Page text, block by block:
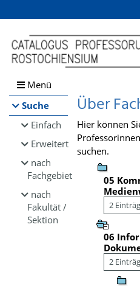
Browsen
direkt zum Inhalt
Menü
Suche
Einfach
Erweitert
nach
Fachgebiet
nach
Fakultät /
Sektion
Über
Hier können
suchen.
05
2
06
2